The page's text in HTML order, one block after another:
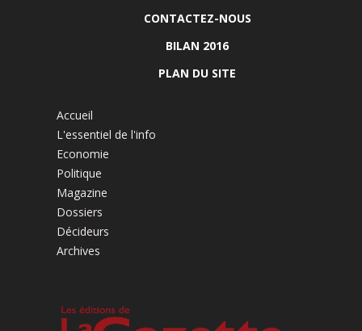
CONTACTEZ-NOUS
BILAN 2016
PLAN DU SITE
Accueil
L'essentiel de l'info
Economie
Politique
Magazine
Dossiers
Décideurs
Archives